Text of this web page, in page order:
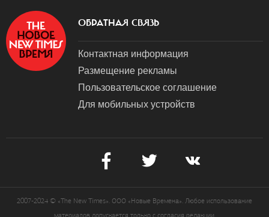
ОБРАТНАЯ СВЯЗЬ
Контактная информация
Размещение рекламы
Пользовательское соглашение
Для мобильных устройств
2007-2024 © «The New Times». ООО «Новые Времена». Любое использование
материалов допускается только с согласия редакции.